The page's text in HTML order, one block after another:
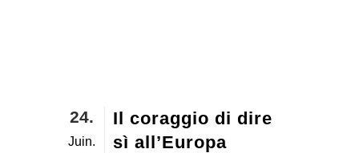
24.
Juin.
Il coraggio di dire
sì all’Europa